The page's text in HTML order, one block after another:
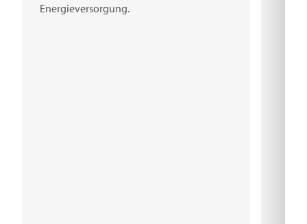
Energieversorgung.